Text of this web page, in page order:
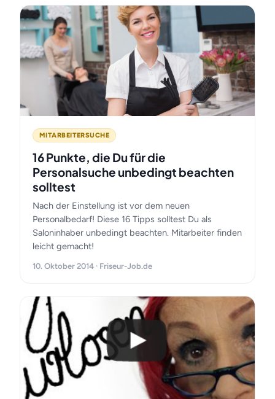
MITARBEITERSUCHE
16 Punkte, die Du für die
Personalsuche unbedingt beachten
solltest
Nach der Einstellung ist vor dem neuen
Personalbedarf! Diese 16 Tipps solltest Du als
Saloninhaber unbedingt beachten. Mitarbeiter finden
leicht gemacht!
10. Oktober 2014 · Friseur-Job.de